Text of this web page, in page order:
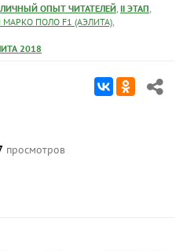
ЛИЧНЫЙ ОПЫТ ЧИТАТЕЛЕЙ, II ЭТАП,
МАРКО ПОЛО F1 (АЭЛИТА),
2018
просмотров